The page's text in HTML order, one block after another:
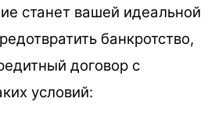
станет вашей идеальной
банкротство,
договор с
условий: